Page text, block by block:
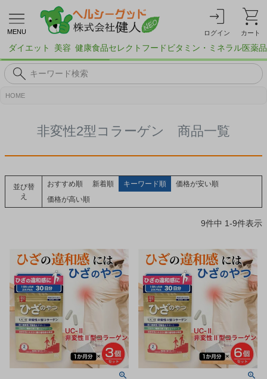
MENU ログイン カート
ダイエット 美容 健康食品セレクトフード ビタミン・ミネラル医薬品
HOME
非変性2型コラーゲン 商品一覧
並び替
え
おすすめ順 新着順 キーワード順
価格が安い順
価格が高い順
9件中 1-9件表示